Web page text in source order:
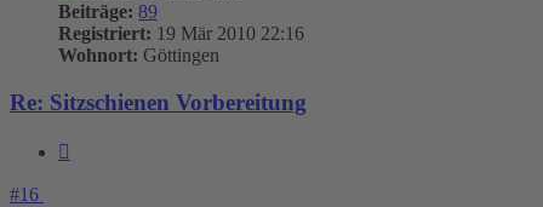
Beiträge: 89
Registriert: 19 Mär 2010 22:16
Wohnort: Göttingen
Re: Sitzschienen Vorbereitung
#16